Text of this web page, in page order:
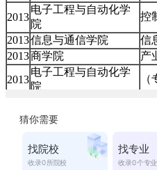
2013
电子工程与自动化学
院
控
2013信息与通信学院 信
2013商学院 产
2013
电子工程与自动化学
院
2013
电子工程与自动化学
院
（